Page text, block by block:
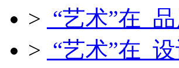
> “艺术”在
> “艺术”在